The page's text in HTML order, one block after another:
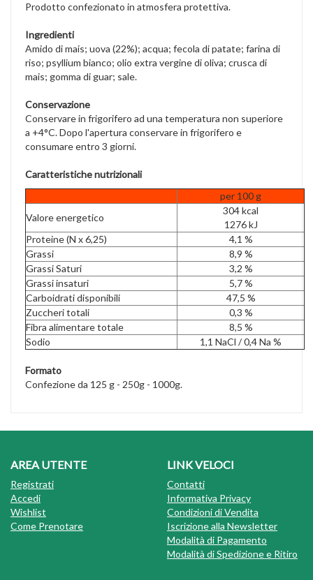
Prodotto confezionato in atmosfera protettiva.
Ingredienti
Amido di mais; uova (22%); acqua; fecola di patate; farina di
riso; psyllium bianco; olio extra vergine di oliva; crusca di
mais; gomma di guar; sale.
Conservazione
Conservare in frigorifero ad una temperatura non superiore
a +4°C. Dopo l'apertura conservare in frigorifero e
consumare entro 3 giorni.
Caratteristiche nutrizionali
per 100 g
Valore energetico
304 kcal
1276 kJ
Proteine (N x 6,25)
4,1 %
Grassi
8,9 %
Grassi Saturi
3,2 %
Grassi insaturi
5,7 %
Carboidrati disponibili
47,5 %
Zuccheri totali
0,3 %
Fibra alimentare totale
8,5 %
Sodio
1,1 NaCl / 0,4 Na %
Formato
Confezione da 125 g - 250g - 1000g.
AREA UTENTE
Registrati
Accedi
Wishlist
Come Prenotare
LINK VELOCI
Contatti
Informativa Privacy
Condizioni di Vendita
Iscrizione alla Newsletter
Modalità di Pagamento
Modalità di Spedizione e Ritiro